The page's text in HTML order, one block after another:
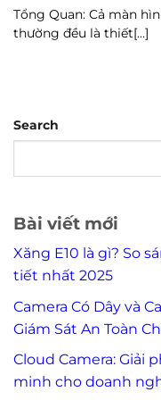
Tổng Quan: Cả màn
thường đều là thiết[...]
Search
Bài viết mới
Xăng E10 là gì? So
tiết nhất 2025
Camera Có Dây và
Giám Sát An Toàn
Cloud Camera: Giải
minh cho doanh